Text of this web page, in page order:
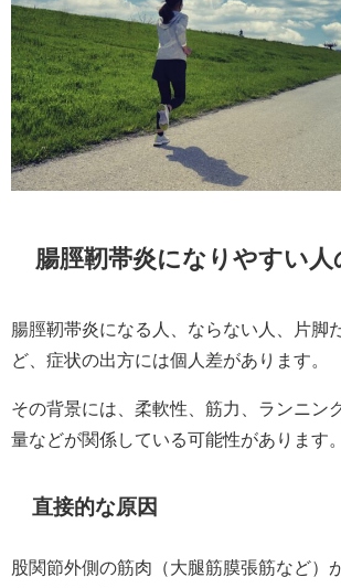
腸脛靭帯炎になりやすい人
腸脛靭帯炎になる人、ならない人、片脚
ど、症状の出方には個人差があります。
その背景には、柔軟性、筋力、ランニン
量などが関係している可能性があります。
直接的な原因
股関節外側の筋肉（大腿筋膜張筋など）